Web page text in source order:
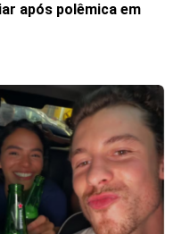
após polêmica em